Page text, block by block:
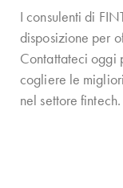
I consulenti di
disposizione per
Contattateci oggi
cogliere le
nel settore fintech.